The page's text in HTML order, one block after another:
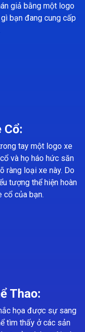
giả bằng một logo
bạn đang cung cấp
Cổ:
tay một logo xe
và họ háo hức săn
ràng loại xe này. Do
tượng thể hiện hoàn
cổ của bạn.
Thao:
họa được sự sang
tìm thấy ở các sản